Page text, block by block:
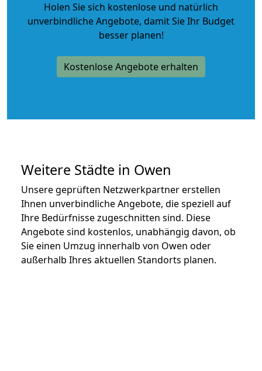
Holen Sie sich kostenlose und natürlich
unverbindliche Angebote, damit Sie Ihr Budget
besser planen!
Kostenlose Angebote erhalten
Weitere Städte in Owen
Unsere geprüften Netzwerkpartner erstellen
Ihnen unverbindliche Angebote, die speziell auf
Ihre Bedürfnisse zugeschnitten sind. Diese
Angebote sind kostenlos, unabhängig davon, ob
Sie einen Umzug innerhalb von Owen oder
außerhalb Ihres aktuellen Standorts planen.